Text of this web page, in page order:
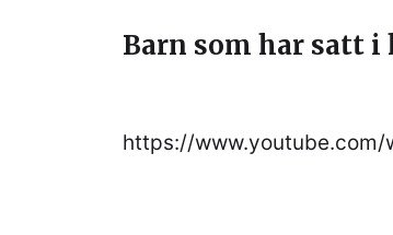
Barn som har satt i
https://www.youtube.com/